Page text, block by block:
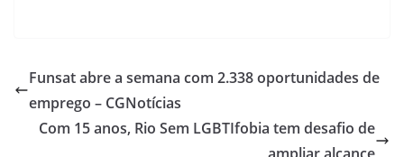
Funsat abre a semana com 2.338 oportunidades de
emprego – CGNotícias
Com 15 anos, Rio Sem LGBTIfobia tem desafio de